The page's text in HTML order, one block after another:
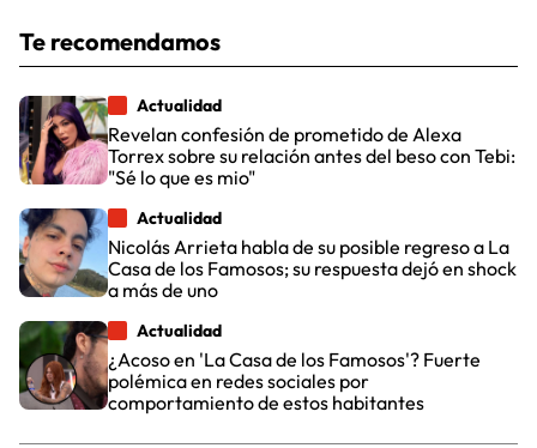
Te recomendamos
Actualidad
Revelan confesión de prometido de Alexa
Torrex sobre su relación antes del beso con Tebi:
"Sé lo que es mio"
Actualidad
Nicolás Arrieta habla de su posible regreso a La
Casa de los Famosos; su respuesta dejó en shock
a más de uno
Actualidad
¿Acoso en 'La Casa de los Famosos'? Fuerte
polémica en redes sociales por
comportamiento de estos habitantes